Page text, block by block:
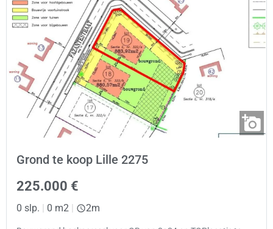
Grond te koop Lille 2275
225.000 €
0 slp. 0 m2 2m